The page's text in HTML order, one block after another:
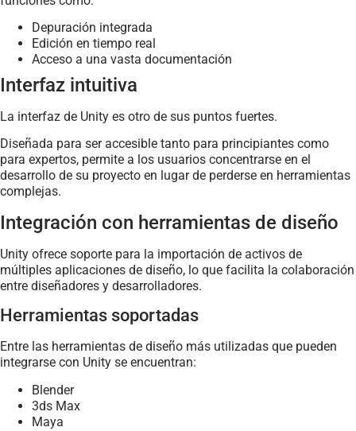
Depuración integrada
Edición en tiempo real
Acceso a una vasta documentación
Interfaz intuitiva
La interfaz de Unity es otro de sus puntos fuertes.
Diseñada para ser accesible tanto para principiantes como
para expertos, permite a los usuarios concentrarse en el
desarrollo de su proyecto en lugar de perderse en herramientas
complejas.
Integración con herramientas de diseño
Unity ofrece soporte para la importación de activos de
múltiples aplicaciones de diseño, lo que facilita la colaboración
entre diseñadores y desarrolladores.
Herramientas soportadas
Entre las herramientas de diseño más utilizadas que pueden
integrarse con Unity se encuentran:
Blender
3ds Max
Maya